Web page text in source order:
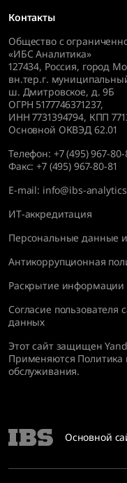
Контакты
Общество с
«ИБС Аналитика»
127434, Россия, город
вн.тер.г.
ш. Дмитровское, д. 9Б
ОГРН 5177746371237,
ИНН 7731394794, КПП
Основной ОКВЭД 62.01
Телефон: +7 (495) 967-
Факс:+7 (495) 967-80-81
E-mail: info@ibs-
ИТ-аккредитация
Персональные данные
Антикоррупционная
Раскрытие информации
Согласие пользователя
данных
Этот сайт защищен
Применяются Политика
обслуживания.
Основной